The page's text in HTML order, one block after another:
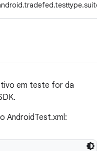
em teste for da
AndroidTest.xml: